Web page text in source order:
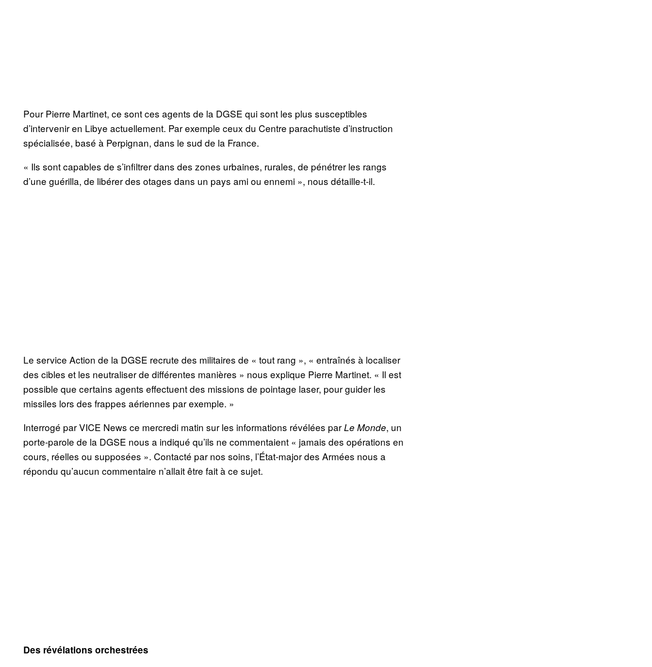
Pour Pierre Martinet, ce sont ces agents de la DGSE qui sont les plus susceptibles
d’intervenir en Libye actuellement. Par exemple ceux du Centre parachutiste d’instruction
spécialisée, basé à Perpignan, dans le sud de la France.
« Ils sont capables de s’infiltrer dans des zones urbaines, rurales, de pénétrer les rangs
d’une guérilla, de libérer des otages dans un pays ami ou ennemi », nous détaille-t-il.
Le service Action de la DGSE recrute des militaires de « tout rang », « entraînés à localiser
des cibles et les neutraliser de différentes manières » nous explique Pierre Martinet. « Il est
possible que certains agents effectuent des missions de pointage laser, pour guider les
missiles lors des frappes aériennes par exemple. »
Interrogé par VICE News ce mercredi matin sur les informations révélées parLe Monde, un
porte-parole de la DGSE nous a indiqué qu’ils ne commentaient « jamais des opérations en
cours, réelles ou supposées ». Contacté par nos soins, l’État-major des Armées nous a
répondu qu’aucun commentaire n’allait être fait à ce sujet.
Des révélations orchestrées